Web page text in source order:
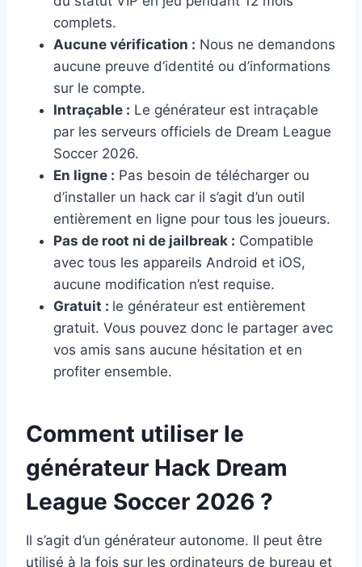
complets.
Aucune vérification : Nous ne demandons
aucune preuve d’identité ou d’informations
sur le compte.
Intraçable : Le générateur est intraçable
par les serveurs officiels de Dream League
Soccer 2026.
En ligne : Pas besoin de télécharger ou
d’installer un hack car il s’agit d’un outil
entièrement en ligne pour tous les joueurs.
Pas de root ni de jailbreak : Compatible
avec tous les appareils Android et iOS,
aucune modification n’est requise.
Gratuit : le générateur est entièrement
gratuit. Vous pouvez donc le partager avec
vos amis sans aucune hésitation et en
profiter ensemble.
Comment utiliser le
générateur Hack Dream
League Soccer 2026 ?
Il s’agit d’un générateur autonome. Il peut être
utilisé à la fois sur les ordinateurs de bureau et